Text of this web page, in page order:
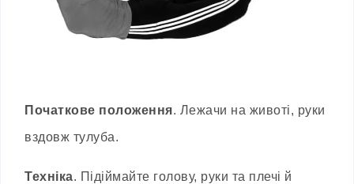
Початкове положення. Лежачи на животі, руки
вздовж тулуба.
Техніка. Підіймайте голову, руки та плечі й